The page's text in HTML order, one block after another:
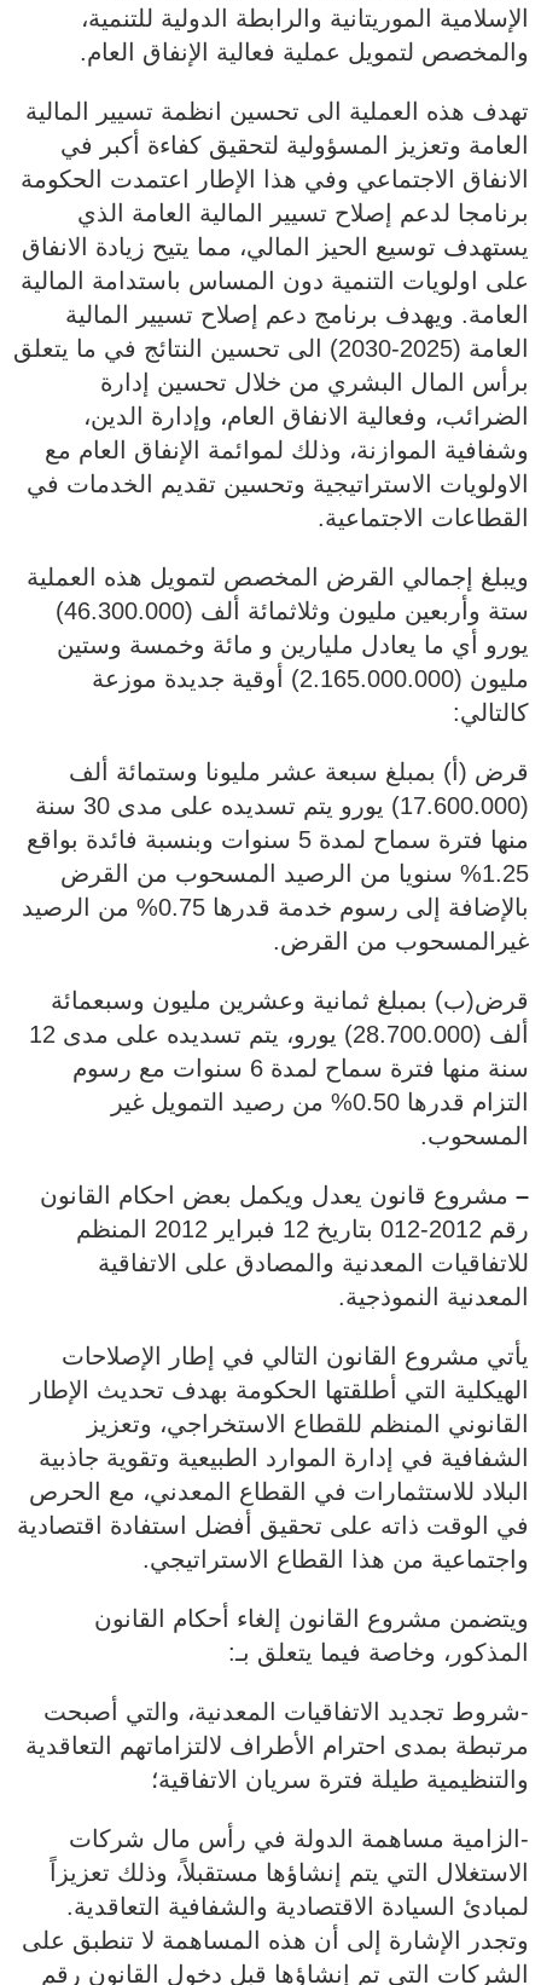
الإسلامية الموريتانية والرابطة الدولية للتنمية،
والمخصص لتمويل عملية فعالية الإنفاق العام.
تهدف هذه العملية الى تحسين انظمة تسيير المالية
العامة وتعزيز المسؤولية لتحقيق كفاءة أكبر في
الانفاق الاجتماعي وفي هذا الإطار اعتمدت الحكومة
برنامجا لدعم إصلاح تسيير المالية العامة الذي
يستهدف توسيع الحيز المالي، مما يتيح زيادة الانفاق
على اولويات التنمية دون المساس باستدامة المالية
العامة. ويهدف برنامج دعم إصلاح تسيير المالية
العامة (2025-2030) الى تحسين النتائج في ما يتعلق
برأس المال البشري من خلال تحسين إدارة
الضرائب، وفعالية الانفاق العام، وإدارة الدين،
وشفافية الموازنة، وذلك لموائمة الإنفاق العام مع
الاولويات الاستراتيجية وتحسين تقديم الخدمات في
القطاعات الاجتماعية.
ويبلغ إجمالي القرض المخصص لتمويل هذه العملية
ستة وأربعين مليون وثلاثمائة ألف (46.300.000)
يورو أي ما يعادل مليارين و مائة وخمسة وستين
مليون (2.165.000.000) أوقية جديدة موزعة
كالتالي:
قرض (أ) بمبلغ سبعة عشر مليونا وستمائة ألف
(17.600.000) يورو يتم تسديده على مدى 30 سنة
منها فترة سماح لمدة 5 سنوات وبنسبة فائدة بواقع
1.25% سنويا من الرصيد المسحوب من القرض
بالإضافة إلى رسوم خدمة قدرها 0.75% من الرصيد
غيرالمسحوب من القرض.
قرض(ب) بمبلغ ثمانية وعشرين مليون وسبعمائة
ألف (28.700.000) يورو، يتم تسديده على مدى 12
سنة منها فترة سماح لمدة 6 سنوات مع رسوم
التزام قدرها 0.50% من رصيد التمويل غير
المسحوب.
– مشروع قانون يعدل ويكمل بعض احكام القانون
رقم 2012-012 بتاريخ 12 فبراير 2012 المنظم
للاتفاقيات المعدنية والمصادق على الاتفاقية
المعدنية النموذجية.
يأتي مشروع القانون التالي في إطار الإصلاحات
الهيكلية التي أطلقتها الحكومة بهدف تحديث الإطار
القانوني المنظم للقطاع الاستخراجي، وتعزيز
الشفافية في إدارة الموارد الطبيعية وتقوية جاذبية
البلاد للاستثمارات في القطاع المعدني، مع الحرص
في الوقت ذاته على تحقيق أفضل استفادة اقتصادية
واجتماعية من هذا القطاع الاستراتيجي.
ويتضمن مشروع القانون إلغاء أحكام القانون
المذكور، وخاصة فيما يتعلق بـ:
‐شروط تجديد الاتفاقيات المعدنية، والتي أصبحت
مرتبطة بمدى احترام الأطراف لالتزاماتهم التعاقدية
والتنظيمية طيلة فترة سريان الاتفاقية؛
‐الزامية مساهمة الدولة في رأس مال شركات
الاستغلال التي يتم إنشاؤها مستقبلاً، وذلك تعزيزاً
لمبادئ السيادة الاقتصادية والشفافية التعاقدية.
وتجدر الإشارة إلى أن هذه المساهمة لا تنطبق على
الشركات التي تم إنشاؤها قبل دخول القانون رقم